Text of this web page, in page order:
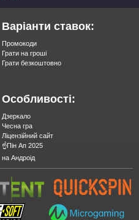
Варіанти ставок:
Промокоди
Грати на гроші
Грати безкоштовно
Особливості:
Дзеркало
Чесна гра
Ліцензійний сайт
☝️Пін Ап 2025
на Андроід